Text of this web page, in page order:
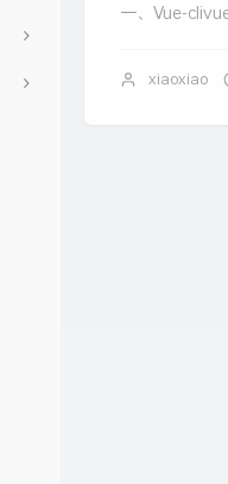
11
2
一、Vue-
xiaoxiao